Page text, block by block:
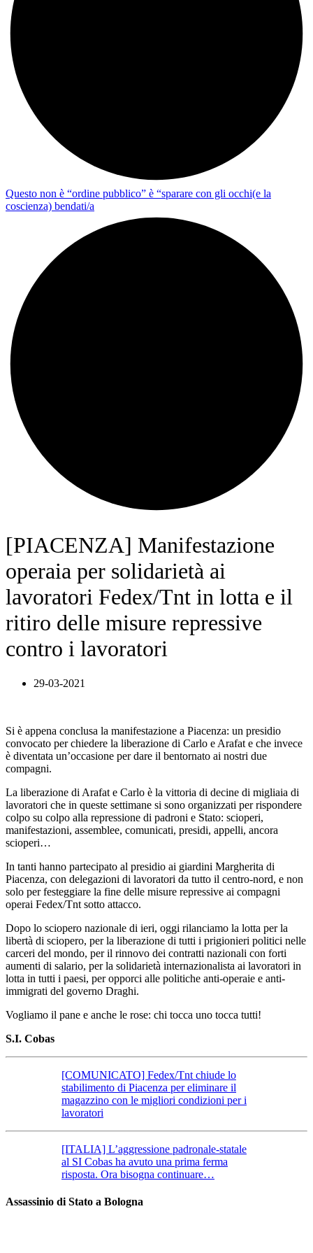
Questo non è “ordine pubblico” è “sparare con gli occhi(e la
coscienza) bendati/a
[PIACENZA] Manifestazione
operaia per solidarietà ai
lavoratori Fedex/Tnt in lotta e il
ritiro delle misure repressive
contro i lavoratori
29-03-2021
Si è appena conclusa la manifestazione a Piacenza: un presidio
convocato per chiedere la liberazione di Carlo e Arafat e che invece
è diventata un’occasione per dare il bentornato ai nostri due
compagni.
La liberazione di Arafat e Carlo è la vittoria di decine di migliaia di
lavoratori che in queste settimane si sono organizzati per rispondere
colpo su colpo alla repressione di padroni e Stato: scioperi,
manifestazioni, assemblee, comunicati, presidi, appelli, ancora
scioperi…
In tanti hanno partecipato al presidio ai giardini Margherita di
Piacenza, con delegazioni di lavoratori da tutto il centro-nord, e non
solo per festeggiare la fine delle misure repressive ai compagni
operai Fedex/Tnt sotto attacco.
Dopo lo sciopero nazionale di ieri, oggi rilanciamo la lotta per la
libertà di sciopero, per la liberazione di tutti i prigionieri politici nelle
carceri del mondo, per il rinnovo dei contratti nazionali con forti
aumenti di salario, per la solidarietà internazionalista ai lavoratori in
lotta in tutti i paesi, per opporci alle politiche anti-operaie e anti-
immigrati del governo Draghi.
Vogliamo il pane e anche le rose: chi tocca uno tocca tutti!
S.I. Cobas
[COMUNICATO] Fedex/Tnt chiude lo
stabilimento di Piacenza per eliminare il
magazzino con le migliori condizioni per i
lavoratori
[ITALIA] L’aggressione padronale-statale
al SI Cobas ha avuto una prima ferma
risposta. Ora bisogna continuare…
Assassinio di Stato a Bologna